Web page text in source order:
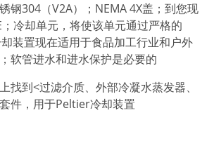
钢304（V2A）；NEMA 4X盖；到您现
冷却单元，将使该单元通过严格的
装置现在适用于食品加工行业和户外
软管进水和进水保护是必要的
找到<过滤介质、外部冷凝水蒸发器、
件，用于Peltier冷却装置